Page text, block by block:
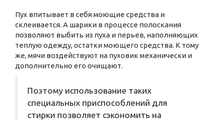
Пух впитывает в себя моющие средства и
склеивается. А шарики в процессе полоскания
позволяют выбить из пуха и перьев, наполняющих
теплую одежду, остатки моющего средства. К тому
же, мячи воздействуют на пуховик механически и
дополнительно его очищают.
Поэтому использование таких
специальных приспособлений для
стирки позволяет сэкономить на